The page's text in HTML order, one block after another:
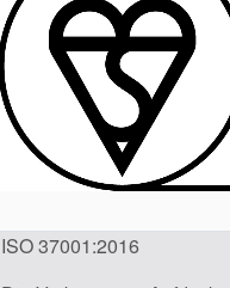
ISO 37001:2016